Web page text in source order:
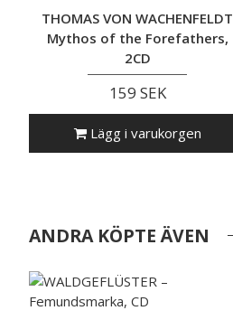
THOMAS VON WACHENFELDT
Mythos of the Forefathers,
2CD
159 SEK
Lägg i varukorgen
ANDRA KÖPTE ÄVEN